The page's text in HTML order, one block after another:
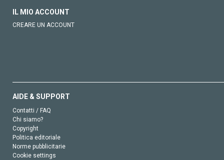
IL MIO ACCOUNT
CREARE UN ACCOUNT
AIDE & SUPPORT
Contatti / FAQ
Chi siamo?
Copyright
Politica editoriale
Norme pubblicitarie
Cookie settings